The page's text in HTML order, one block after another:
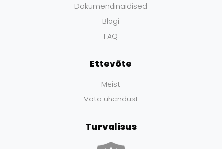
Dokumendinäidised
Blogi
FAQ
Ettevõte
Meist
Võta ühendust
Turvalisus